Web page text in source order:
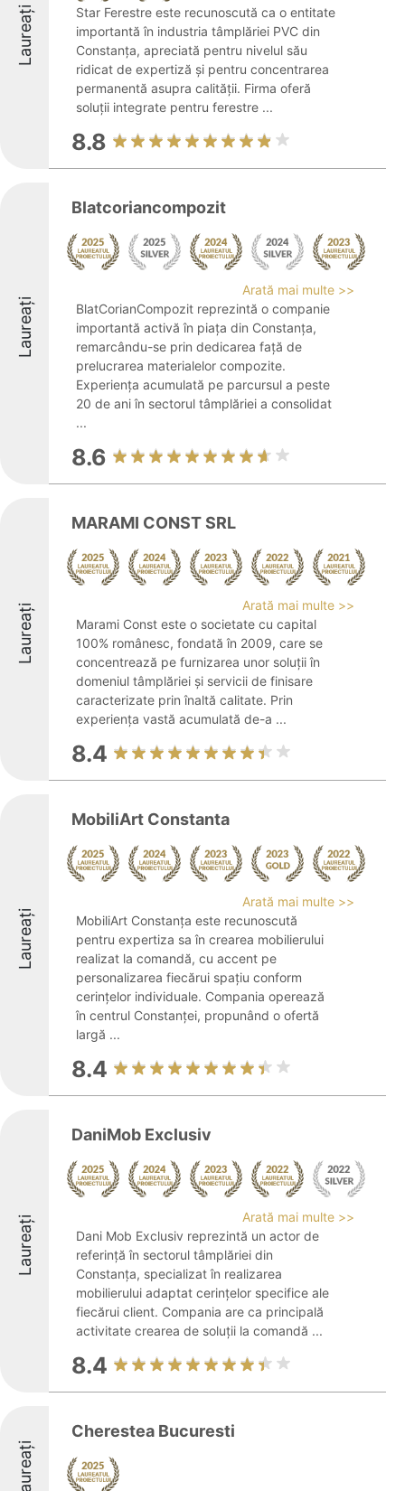
Laureați
Star Ferestre este recunoscută ca o entitate
importantă în industria tâmplăriei PVC din
Constanța, apreciată pentru nivelul său
ridicat de expertiză și pentru concentrarea
permanentă asupra calității. Firma oferă
soluții integrate pentru ferestre ...
8.8
Laureați
Blatcoriancompozit
Arată mai multe >>
BlatCorianCompozit reprezintă o companie
importantă activă în piața din Constanța,
remarcându-se prin dedicarea față de
prelucrarea materialelor compozite.
Experiența acumulată pe parcursul a peste
20 de ani în sectorul tâmplăriei a consolidat
...
8.6
Laureați
MARAMI CONST SRL
Arată mai multe >>
Marami Const este o societate cu capital
100% românesc, fondată în 2009, care se
concentrează pe furnizarea unor soluții în
domeniul tâmplăriei și servicii de finisare
caracterizate prin înaltă calitate. Prin
experiența vastă acumulată de-a ...
8.4
Laureați
MobiliArt Constanta
Arată mai multe >>
MobiliArt Constanța este recunoscută
pentru expertiza sa în crearea mobilierului
realizat la comandă, cu accent pe
personalizarea fiecărui spațiu conform
cerințelor individuale. Compania operează
în centrul Constanței, propunând o ofertă
largă ...
8.4
Laureați
DaniMob Exclusiv
Arată mai multe >>
Dani Mob Exclusiv reprezintă un actor de
referință în sectorul tâmplăriei din
Constanța, specializat în realizarea
mobilierului adaptat cerințelor specifice ale
fiecărui client. Compania are ca principală
activitate crearea de soluții la comandă ...
8.4
Laureați
Cherestea Bucuresti